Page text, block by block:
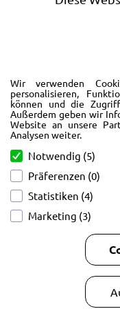
Wir verwenden
personalisieren,
können und die
Außerdem geben wir
Website an unsere
Analysen weiter.
Notwendig (5)
Präferenzen (0)
Statistiken (4)
Marketing (3)
Wir freuen uns, Sie im
bieten Ihnen
Rover, Range Rover,
schlägt unser Herz
Werkstatt, Service und
von der Couch aus unsere
und Ihre neuen Räder
kaufen? Von Ford bis
und schnellen Kontakt